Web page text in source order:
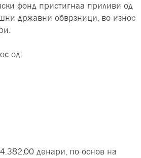
фонд пристигнаа приливи од
државни обврзници, во износ
од:
денари, по основ на